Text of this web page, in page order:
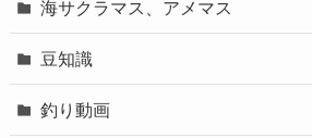
海サクラマス、アメマス
豆知識
釣り動画